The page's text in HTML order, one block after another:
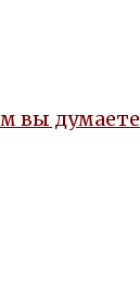
вы думаете